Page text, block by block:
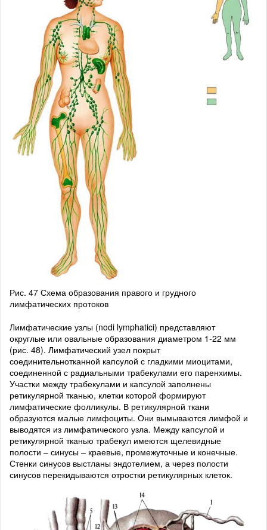
Рис. 47 Схема образования правого и грудного
лимфатических протоков
Лимфатические узлы (nodi lymphatici) представляют
округлые или овальные образования диаметром 1-22 мм
(рис. 48). Лимфатический узел покрыт
соединительнотканной капсулой с гладкими миоцитами,
соединенной с радиальными трабекулами его паренхимы.
Участки между трабекулами и капсулой заполнены
ретикулярной тканью, клетки которой формируют
лимфатические фолликулы. В ретикулярной ткани
образуются малые лимфоциты. Они вымываются лимфой и
выводятся из лимфатического узла. Между капсулой и
ретикулярной тканью трабекул имеются щелевидные
полости – синусы – краевые, промежуточные и конечные.
Стенки синусов выстланы эндотелием, а через полости
синусов перекидываются отростки ретикулярных клеток.